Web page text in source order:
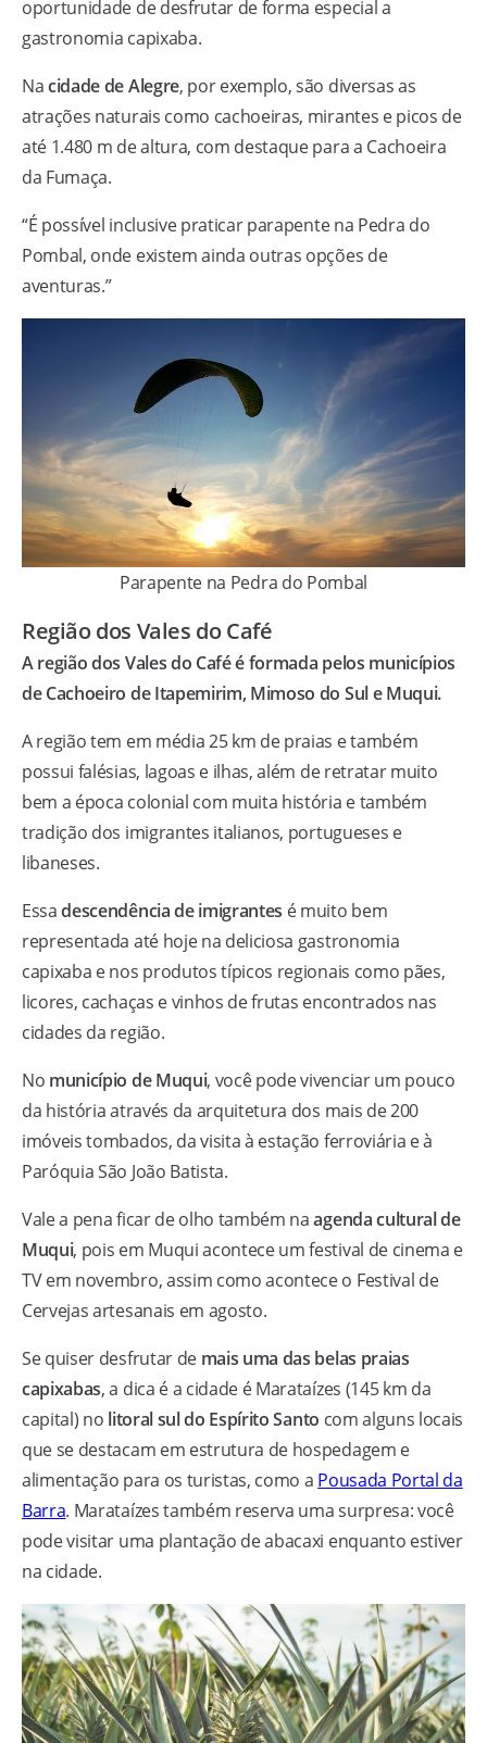
oportunidade de desfrutar de forma especial a
gastronomia capixaba.
Nacidade de Alegre, por exemplo, são diversas as
atrações naturais como cachoeiras, mirantes e picos de
até 1.480 m de altura, com destaque para a Cachoeira
da Fumaça.
“É possível inclusive praticar parapente na Pedra do
Pombal, onde existem ainda outras opções de
aventuras.”
Parapente na Pedra do Pombal
Região dos Vales do Café
A região dos Vales do Café é formada pelos municípios
deCachoeiro de Itapemirim, Mimoso do Sul e Muqui.
A região tem em média 25 km de praias e também
possui falésias, lagoas e ilhas, além de retratar muito
bem a época colonial com muita história e também
tradição dos imigrantes italianos, portugueses e
libaneses.
Essadescendência de imigrantes é muito bem
representada até hoje na deliciosa gastronomia
capixaba e nos produtos típicos regionais como pães,
licores, cachaças e vinhos de frutas encontrados nas
cidades da região.
No município de Muqui, você pode vivenciar um pouco
da história através da arquitetura dos mais de 200
imóveis tombados, da visita à estação ferroviária e à
Paróquia São João Batista.
Vale a pena ficar de olho também naagenda cultural de
Muqui, pois em Muqui acontece um festival de cinema e
TV em novembro, assim como acontece o Festival de
Cervejas artesanais em agosto.
Se quiser desfrutar de mais uma das belas praias
capixabas, a dica é a cidade é Marataízes (145 km da
capital) no litoral sul do Espírito Santo com alguns locais
que se destacam em estrutura de hospedagem e
alimentação para os turistas, como a Pousada Portal da
Barra. Marataízes também reserva uma surpresa: você
pode visitar uma plantação de abacaxi enquanto estiver
na cidade.